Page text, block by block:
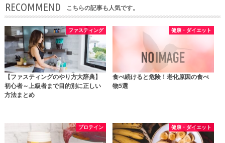
RECOMMEND こちらの記事も人気です。
ファスティング
【ファスティングのやり方大辞典】
初心者～上級者まで目的別に正しい
方法まとめ
健康・ダイエット
食べ続けると危険！老化原因の食べ
物5選
プロテイン 健康・ダイエット